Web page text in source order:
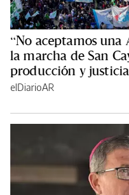
“No aceptamos una
la marcha de San
producción y
elDiarioAR